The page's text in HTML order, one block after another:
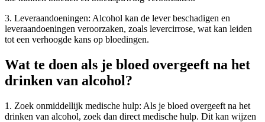
3. Leveraandoeningen: Alcohol kan de lever beschadigen en
leveraandoeningen veroorzaken, zoals levercirrose, wat kan leiden
tot een verhoogde kans op bloedingen.
Wat te doen als je bloed overgeeft na het
drinken van alcohol?
1. Zoek onmiddellijk medische hulp: Als je bloed overgeeft na het
drinken van alcohol, zoek dan direct medische hulp. Dit kan wijzen